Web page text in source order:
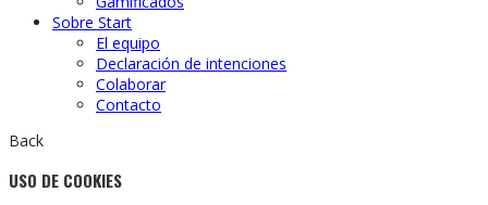
Sobre Start
El equipo
Declaración de intenciones
Colaborar
Contacto
Back
USO DE COOKIES